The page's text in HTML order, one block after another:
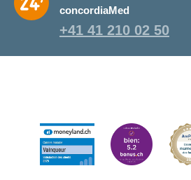
concordiaMed
+41 41 210 02 50